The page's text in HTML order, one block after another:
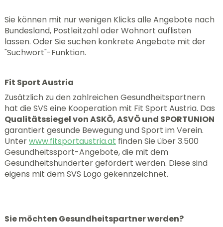
Sie können mit nur wenigen Klicks alle Angebote nach
Bundesland, Postleitzahl oder Wohnort auflisten
lassen. Oder Sie suchen konkrete Angebote mit der
"Suchwort"-Funktion.
Fit Sport Austria
Zusätzlich zu den zahlreichen Gesundheitspartnern
hat die SVS eine Kooperation mit Fit Sport Austria. Das
Qualitätssiegel von ASKÖ, ASVÖ und SPORTUNION
garantiert gesunde Bewegung und Sport im Verein.
Unterwww.fitsportaustria.at finden Sie über 3.500
Gesundheitssport-Angebote, die mit dem
Gesundheitshunderter gefördert werden. Diese sind
eigens mit dem SVS Logo gekennzeichnet.
Sie möchten Gesundheitspartner werden?